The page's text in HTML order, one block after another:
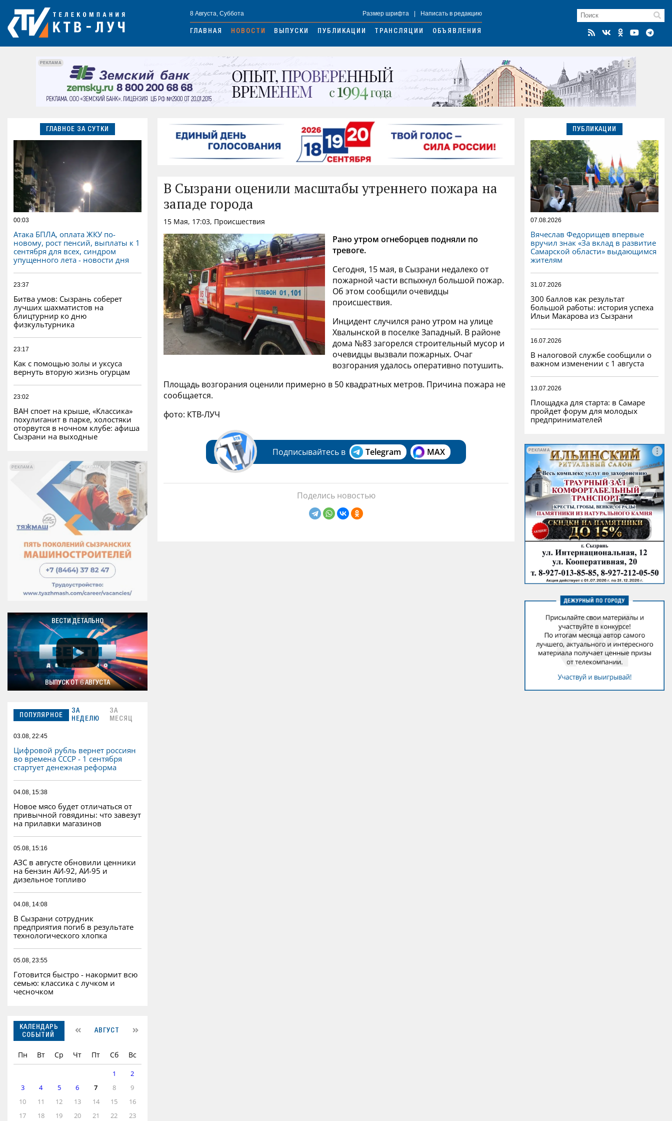
8 Августа, Суббота Размер шрифта Написать в редакцию
ГЛАВНАЯ НОВОСТИ ВЫПУСКИ ПУБЛИКАЦИИ ТРАНСЛЯЦИИ ОБЪЯВЛЕНИЯ
РЕКЛАМА
ГЛАВНОЕ ЗА СУТКИ
00:03
Атака БПЛА, оплата ЖКУ по-
новому, рост пенсий, выплаты к 1
сентября для всех, синдром
упущенного лета - новости дня
23:37
Битва умов: Сызрань соберет
лучших шахматистов на
блицтурнир ко дню
физкультурника
23:17
Как с помощью золы и уксуса
вернуть вторую жизнь огурцам
23:02
ВАН споет на крыше, «Классика»
похулиганит в парке, холостяки
оторвутся в ночном клубе: афиша
Сызрани на выходные
РЕКЛАМА
РЕКЛАМА
ВЕСТИ ДЕТАЛЬНО
ВЫПУСК ОТ 6 АВГУСТА
ПОПУЛЯРНОЕ
ЗА
НЕДЕЛЮ
ЗА
МЕСЯЦ
03.08, 22:45
Цифровой рубль вернет россиян
во времена СССР - 1 сентября
стартует денежная реформа
04.08, 15:38
Новое мясо будет отличаться от
привычной говядины: что завезут
на прилавки магазинов
05.08, 15:16
АЗС в августе обновили ценники
на бензин АИ-92, АИ-95 и
дизельное топливо
04.08, 14:08
В Сызрани сотрудник
предприятия погиб в результате
технологического хлопка
05.08, 23:55
Готовится быстро - накормит всю
семью: классика с лучком и
чесночком
КАЛЕНДАРЬ
СОБЫТИЙ
АВГУСТ
Пн Вт Ср Чт Пт Сб Вс
1
2
3
4 5 6 7 8
9
10
11 12 13 14 15
16
17
18 19 20 21 22 23
В Сызрани оценили масштабы утреннего пожара на
западе города
15 Мая, 17:03, Происшествия
Рано утром огнеборцев подняли по
тревоге.
Сегодня, 15 мая, в Сызрани недалеко от
пожарной части вспыхнул большой пожар.
Об этом сообщили очевидцы
происшествия.
Инцидент случился рано утром на улице
Хвалынской в поселке Западный. В районе
дома №83 загорелся строительный мусор и
очевидцы вызвали пожарных. Очаг
возгорания удалось оперативно потушить.
Площадь возгорания оценили примерно в 50 квадратных метров. Причина пожара не
сообщается.
фото: КТВ-ЛУЧ
Подписывайтесь в Telegram MAX
Поделись новостью
ПУБЛИКАЦИИ
07.08.2026
Вячеслав Федорищев впервые
вручил знак «За вклад в развитие
Самарской области» выдающимся
жителям
31.07.2026
300 баллов как результат
большой работы: история успеха
Ильи Макарова из Сызрани
16.07.2026
В налоговой службе сообщили о
важном изменении с 1 августа
13.07.2026
Площадка для старта: в Самаре
пройдет форум для молодых
предпринимателей
РЕКЛАМА